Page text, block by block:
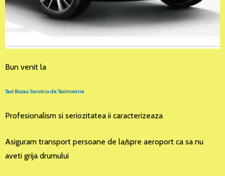
Bun venit la
Taxi Buzau Serviciu de Taximetrie
Profesionalism si seriozitatea ii caracterizeaza
Asiguram transport persoane de la/spre aeroport ca sa nu
aveti grija drumului